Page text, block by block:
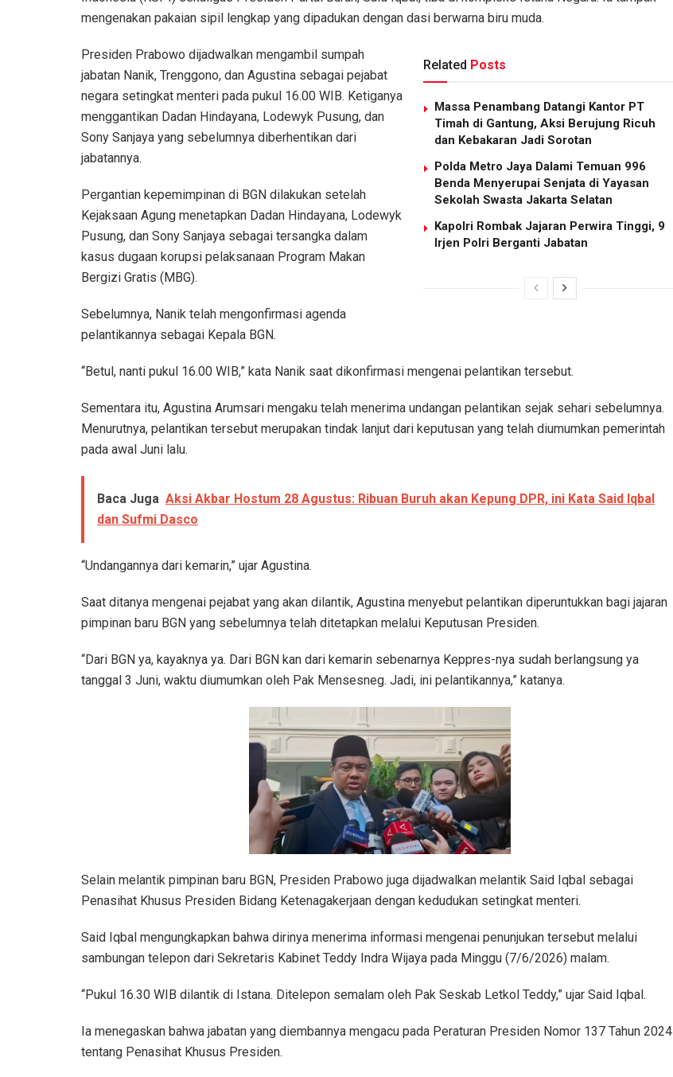
mengenakan pakaian sipil lengkap yang dipadukan dengan dasi berwarna biru muda.
Related Posts
Massa Penambang Datangi Kantor PT
Timah di Gantung, Aksi Berujung Ricuh
dan Kebakaran Jadi Sorotan
Polda Metro Jaya Dalami Temuan 996
Benda Menyerupai Senjata di Yayasan
Sekolah Swasta Jakarta Selatan
Kapolri Rombak Jajaran Perwira Tinggi, 9
Irjen Polri Berganti Jabatan
Presiden Prabowo dijadwalkan mengambil sumpah
jabatan Nanik, Trenggono, dan Agustina sebagai pejabat
negara setingkat menteri pada pukul 16.00 WIB. Ketiganya
menggantikan Dadan Hindayana, Lodewyk Pusung, dan
Sony Sanjaya yang sebelumnya diberhentikan dari
jabatannya.
Pergantian kepemimpinan di BGN dilakukan setelah
Kejaksaan Agung menetapkan Dadan Hindayana, Lodewyk
Pusung, dan Sony Sanjaya sebagai tersangka dalam
kasus dugaan korupsi pelaksanaan Program Makan
Bergizi Gratis (MBG).
Sebelumnya, Nanik telah mengonfirmasi agenda
pelantikannya sebagai Kepala BGN.
“Betul, nanti pukul 16.00 WIB,” kata Nanik saat dikonfirmasi mengenai pelantikan tersebut.
Sementara itu, Agustina Arumsari mengaku telah menerima undangan pelantikan sejak sehari sebelumnya.
Menurutnya, pelantikan tersebut merupakan tindak lanjut dari keputusan yang telah diumumkan pemerintah
pada awal Juni lalu.
Baca Juga Aksi Akbar Hostum 28 Agustus: Ribuan Buruh akan Kepung DPR, ini Kata Said Iqbal
dan Sufmi Dasco
“Undangannya dari kemarin,” ujar Agustina.
Saat ditanya mengenai pejabat yang akan dilantik, Agustina menyebut pelantikan diperuntukkan bagi jajaran
pimpinan baru BGN yang sebelumnya telah ditetapkan melalui Keputusan Presiden.
“Dari BGN ya, kayaknya ya. Dari BGN kan dari kemarin sebenarnya Keppres-nya sudah berlangsung ya
tanggal 3 Juni, waktu diumumkan oleh Pak Mensesneg. Jadi, ini pelantikannya,” katanya.
Selain melantik pimpinan baru BGN, Presiden Prabowo juga dijadwalkan melantik Said Iqbal sebagai
Penasihat Khusus Presiden Bidang Ketenagakerjaan dengan kedudukan setingkat menteri.
Said Iqbal mengungkapkan bahwa dirinya menerima informasi mengenai penunjukan tersebut melalui
sambungan telepon dari Sekretaris Kabinet Teddy Indra Wijaya pada Minggu (7/6/2026) malam.
“Pukul 16.30 WIB dilantik di Istana. Ditelepon semalam oleh Pak Seskab Letkol Teddy,” ujar Said Iqbal.
Ia menegaskan bahwa jabatan yang diembannya mengacu pada Peraturan Presiden Nomor 137 Tahun 2024
tentang Penasihat Khusus Presiden.